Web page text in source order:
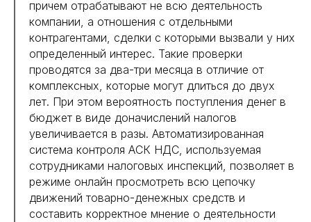
причем отрабатывают не всю деятельность
компании, а отношения с отдельными
контрагентами, сделки с которыми вызвали у них
определенный интерес. Такие проверки
проводятся за два-три месяца в отличие от
комплексных, которые могут длиться до двух
лет. При этом вероятность поступления денег в
бюджет в виде доначислений налогов
увеличивается в разы. Автоматизированная
система контроля АСК НДС, используемая
сотрудниками налоговых инспекций, позволяет в
режиме онлайн просмотреть всю цепочку
движений товарно-денежных средств и
составить корректное мнение о деятельности